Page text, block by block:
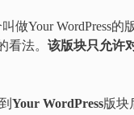
叫做Your WordPress
看法。 该版块只允许
Your WordPress版块